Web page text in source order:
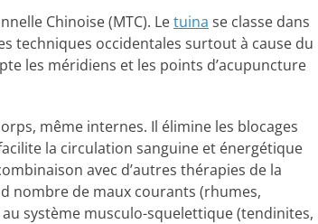
Chinoise (MTC). Letuina se classe dans
techniques occidentales surtout à cause du
les méridiens et les points d’acupuncture
même internes. Il élimine les blocages
la circulation sanguine et énergétique
avec d’autres thérapies de la
nombre de maux courants (rhumes,
système musculo-squelettique (tendinites,